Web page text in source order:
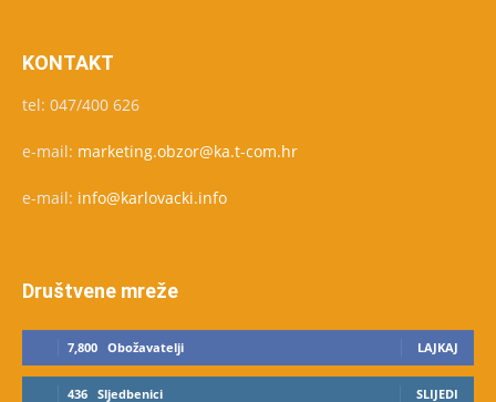
KONTAKT
tel: 047/400 626
e-mail: marketing.obzor@ka.t-com.hr
e-mail: info@karlovacki.info
Društvene mreže
7,800 Obožavatelji LAJKAJ
436 Sljedbenici SLIJEDI